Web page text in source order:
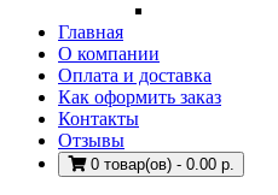
Главная
О компании
Оплата и доставка
Как оформить заказ
Контакты
Отзывы
0 товар(ов) - 0.00 р.